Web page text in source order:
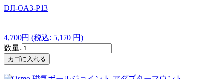
DJI-OA3-P13
4,700円 (税込: 5,170 円)
数量: